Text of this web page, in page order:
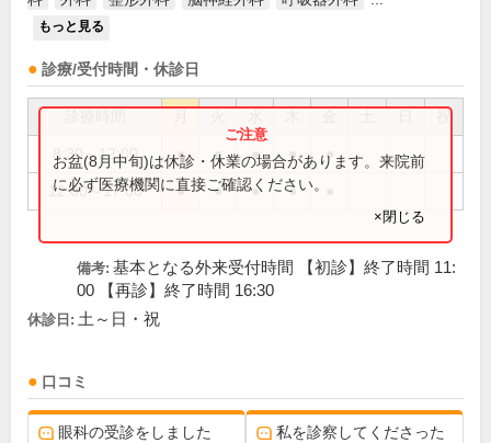
もっと見る
診療/受付時間・休診日
祝
8:30～12:00 ● ● ● ● ●
12:00～17:00 ● ● ● ●
お盆(8月中旬)は休診・休業の場合があります。来院前
に必ず医療機関に直接ご確認ください。
×閉じる
備考: 基本となる外来受付時間 【初診】終了時間 11:
00 【再診】終了時間 16:30
休診日: 土～日・祝
口コミ
眼科の受診をしました
私を診察してくださった